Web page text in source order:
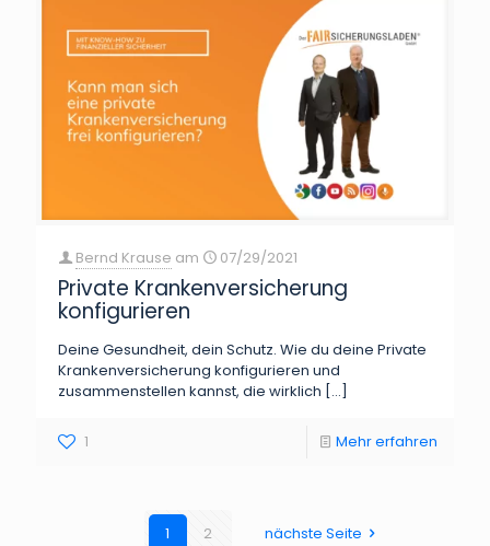
Bernd Krause am 07/29/2021
Private Krankenversicherung
konfigurieren
Deine Gesundheit, dein Schutz. Wie du deine Private
Krankenversicherung konfigurieren und
zusammenstellen kannst, die wirklich […]
1 Mehr erfahren
1 2 nächste Seite